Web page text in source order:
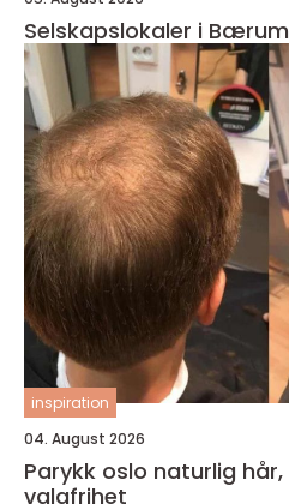
Selskapslokaler i Bærum
inspiration
04. August 2026
Parykk oslo naturlig hår, trygghet og
valgfrihet